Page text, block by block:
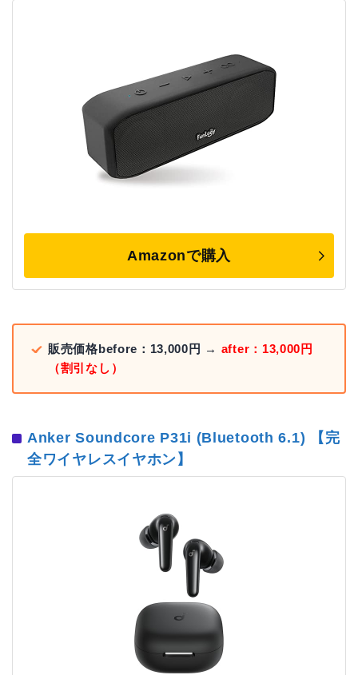
Amazonで購入
販売価格before：13,000円 → after：13,000円
（割引なし）
Anker Soundcore P31i (Bluetooth 6.1) 【完
全ワイヤレスイヤホン】